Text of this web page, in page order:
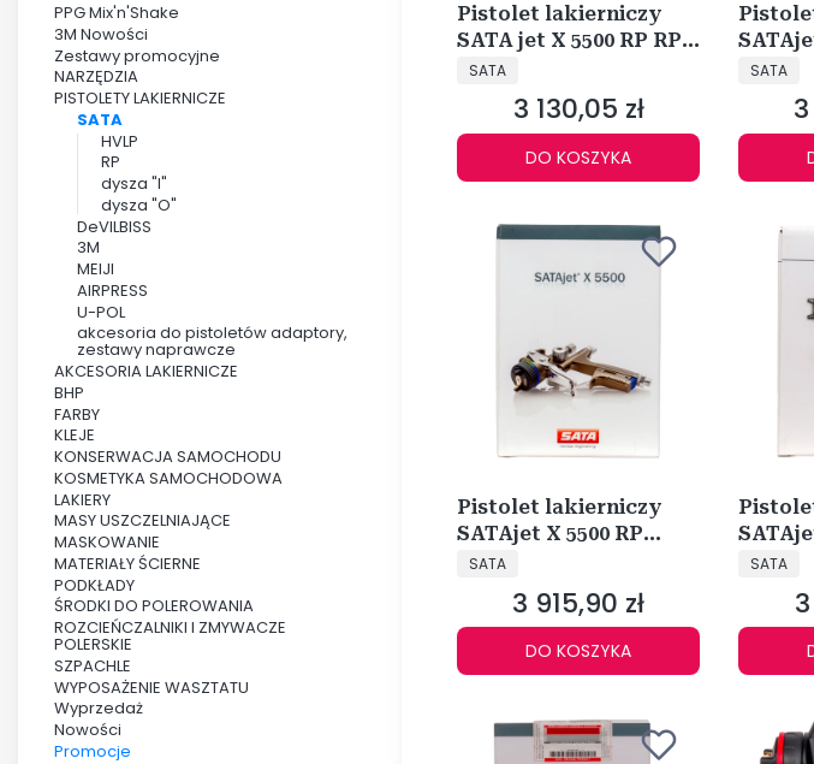
PPG Mix'n'Shake
3M Nowości
Zestawy promocyjne
NARZĘDZIA
PISTOLETY LAKIERNICZE
SATA
HVLP
RP
dysza "I"
dysza "O"
DeVILBISS
3M
MEIJI
AIRPRESS
U-POL
akcesoria do pistoletów adaptory,
zestawy naprawcze
AKCESORIA LAKIERNICZE
BHP
FARBY
KLEJE
KONSERWACJA SAMOCHODU
KOSMETYKA SAMOCHODOWA
LAKIERY
MASY USZCZELNIAJĄCE
MASKOWANIE
MATERIAŁY ŚCIERNE
PODKŁADY
ŚRODKI DO POLEROWANIA
ROZCIEŃCZALNIKI I ZMYWACZE
POLERSKIE
SZPACHLE
WYPOSAŻENIE WASZTATU
Wyprzedaż
Nowości
Promocje
Pistolet lakierniczy
SATA jet X 5500 RP RPS
1,2 O
PRODUCENT
SATA
Cena
3 130,05 zł
DO KOSZYKA
1062025
SATA
Pistolet lakierniczy
SATAjet X 5500 RP
DIGITAL 1,4 O 1061829
PRODUCENT
SATA
Cena
3 915,90 zł
DO KOSZYKA
1,3 I
SATA